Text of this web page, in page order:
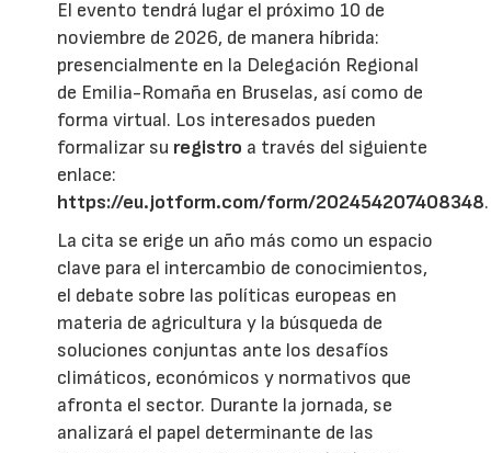
El evento tendrá lugar el próximo 10 de
noviembre de 2026, de manera híbrida:
presencialmente en la Delegación Regional
de Emilia-Romaña en Bruselas, así como de
forma virtual. Los interesados pueden
formalizar su registro a través del siguiente
enlace:
https://eu.jotform.com/form/202454207408348.
La cita se erige un año más como un espacio
clave para el intercambio de conocimientos,
el debate sobre las políticas europeas en
materia de agricultura y la búsqueda de
soluciones conjuntas ante los desafíos
climáticos, económicos y normativos que
afronta el sector. Durante la jornada, se
analizará el papel determinante de las